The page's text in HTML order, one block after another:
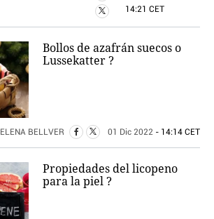
14:21 CET
Bollos de azafrán suecos o
Lussekatter ?
ELENA BELLVER 01 Dic 2022 - 14:14 CET
Propiedades del licopeno
para la piel ?